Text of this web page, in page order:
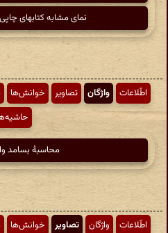
نمای مشابه کتابهای
اطّلاعات واژگان تصاویر خوانش‌ها
محاسبهٔ بسامد
اطّلاعات واژگان تصاویر خوانش‌ها